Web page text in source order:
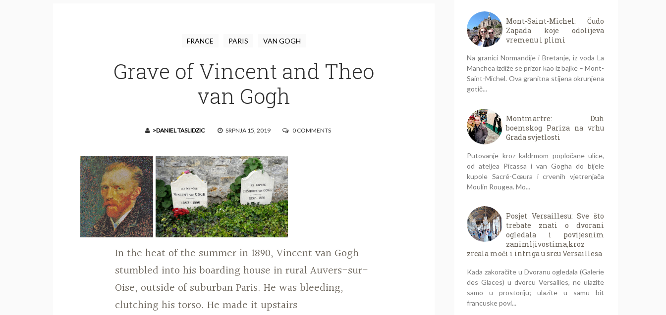
FRANCE PARIS VAN GOGH
Grave of Vincent and Theo
van Gogh
>DANIEL TASLIDZIC SRPNJA 15, 2019 0 COMMENTS
In the heat of the summer in 1890, Vincent van Gogh
stumbled into his boarding house in rural Auvers-sur-
Oise, outside of suburban Paris. He was bleeding,
clutching his torso. He made it upstairs
Mont-Saint-Michel: Čudo
Zapada koje odolijeva
vremenu i plimi
Na granici Normandije i Bretanje, iz voda La
Manchea izdiže se prizor kao iz bajke – Mont-
Saint-Michel. Ova granitna stijena okrunjena
gotič...
Montmartre: Duh
boemskog Pariza na vrhu
Grada svjetlosti
Putovanje kroz kaldrmom popločane ulice,
od ateljea Picassa i van Gogha do bijele
kupole Sacré-Cœura i crvenih vjetrenjača
Moulin Rougea. Mo...
Posjet Versaillesu: Sve što
trebate znati o dvorani
ogledala i povijesnim
zanimljivostima,kroz
zrcala moći i intriga u srcu Versaillesa
Kada zakoračite u Dvoranu ogledala (Galerie
des Glaces) u dvorcu Versailles, ne ulazite
samo u prostoriju; ulazite u samu bit
francuske povi...